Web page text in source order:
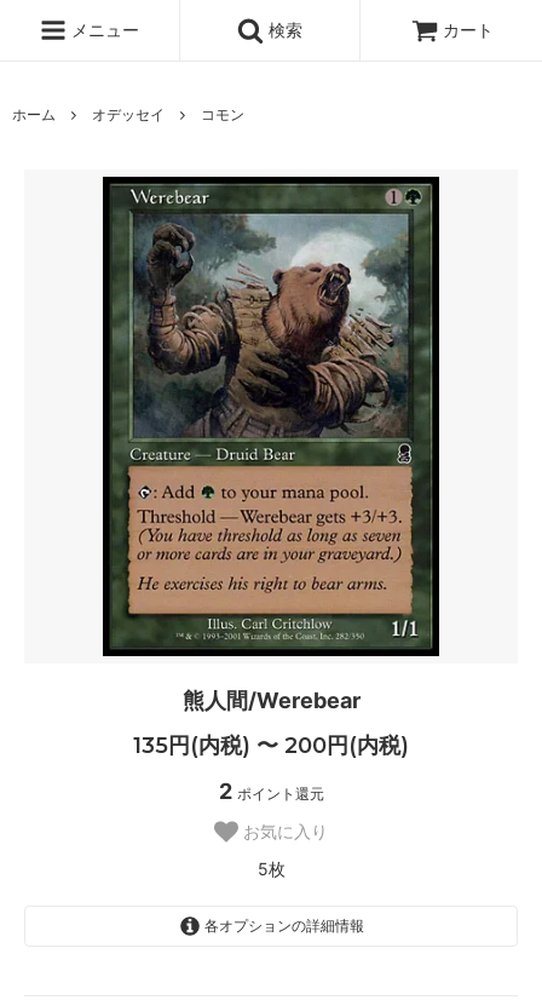
メニュー 検索 カート
ホーム オデッセイ コモン
熊人間/Werebear
135円(内税) 〜 200円(内税)
2 ポイント還元
お気に入り
5枚
各オプションの詳細情報